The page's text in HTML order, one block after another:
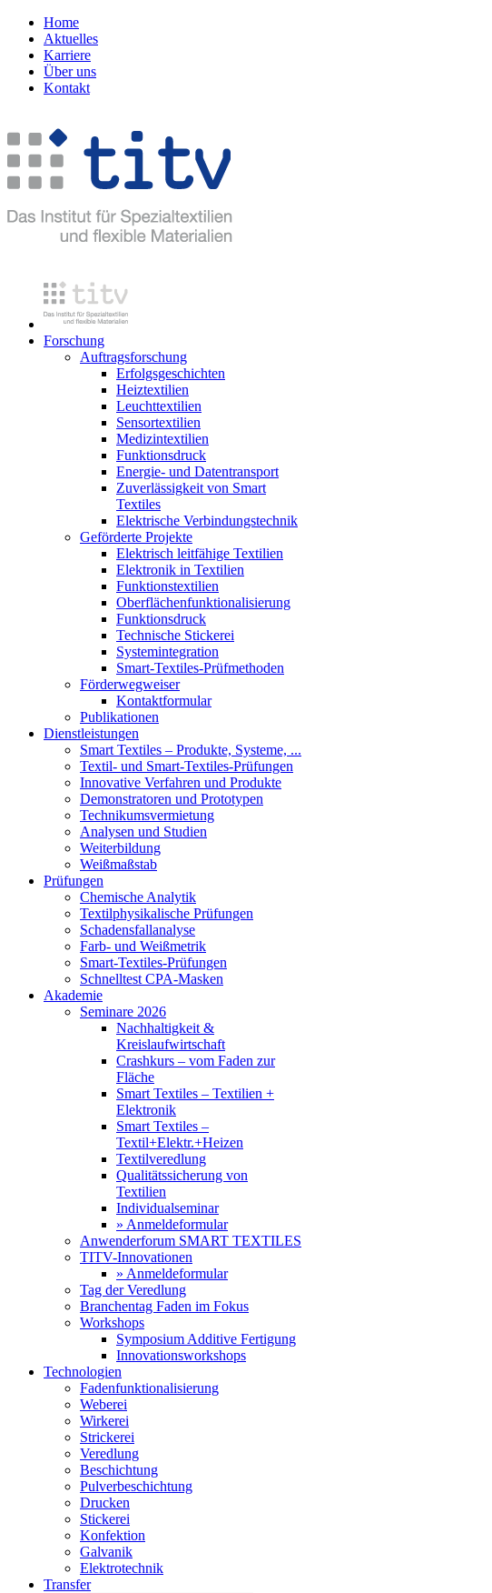
Home
Aktuelles
Karriere
Über uns
Kontakt
Forschung
Auftragsforschung
Erfolgsgeschichten
Heiztextilien
Leuchttextilien
Sensortextilien
Medizintextilien
Funktionsdruck
Energie- und Datentransport
Zuverlässigkeit von Smart
Textiles
Elektrische Verbindungstechnik
Geförderte Projekte
Elektrisch leitfähige Textilien
Elektronik in Textilien
Funktionstextilien
Oberflächenfunktionalisierung
Funktionsdruck
Technische Stickerei
Systemintegration
Smart-Textiles-Prüfmethoden
Förderwegweiser
Kontaktformular
Publikationen
Dienstleistungen
Smart Textiles – Produkte, Systeme, ...
Textil- und Smart-Textiles-Prüfungen
Innovative Verfahren und Produkte
Demonstratoren und Prototypen
Technikumsvermietung
Analysen und Studien
Weiterbildung
Weißmaßstab
Prüfungen
Chemische Analytik
Textilphysikalische Prüfungen
Schadensfallanalyse
Farb- und Weißmetrik
Smart-Textiles-Prüfungen
Schnelltest CPA-Masken
Akademie
Seminare 2026
Nachhaltigkeit &
Kreislaufwirtschaft
Crashkurs – vom Faden zur
Fläche
Smart Textiles – Textilien +
Elektronik
Smart Textiles –
Textil+Elektr.+Heizen
Textilveredlung
Qualitätssicherung von
Textilien
Individualseminar
» Anmeldeformular
Anwenderforum SMART TEXTILES
TITV-Innovationen
» Anmeldeformular
Tag der Veredlung
Branchentag Faden im Fokus
Workshops
Symposium Additive Fertigung
Innovationsworkshops
Technologien
Fadenfunktionalisierung
Weberei
Wirkerei
Strickerei
Veredlung
Beschichtung
Pulverbeschichtung
Drucken
Stickerei
Konfektion
Galvanik
Elektrotechnik
Transfer